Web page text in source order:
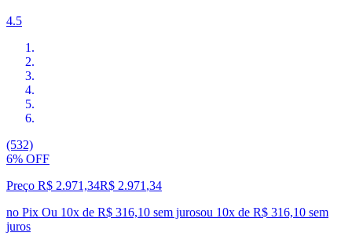
4.5
(532)
6% OFF
Preço R$ 2.971,34R$ 2.971 ,34
no Pix Ou 10x de R$ 316,10 sem jurosou 10x de R$ 316,10 sem
juros